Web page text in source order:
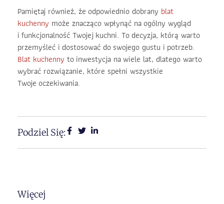
Pamiętaj również, że odpowiednio dobrany blat
kuchenny może znacząco wpłynąć na ogólny wygląd
i funkcjonalność Twojej kuchni. To decyzja, którą warto
przemyśleć i dostosować do swojego gustu i potrzeb.
Blat kuchenny to inwestycja na wiele lat, dlatego warto
wybrać rozwiązanie, które spełni wszystkie
Twoje oczekiwania.
Podziel Się:
Więcej